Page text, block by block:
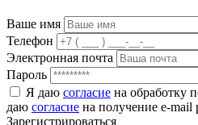
Ваше имя
Телефон
Электронная почта
Пароль
Я даю согласие на обработку
даю согласие на получение e-mail
Зарегистрироваться